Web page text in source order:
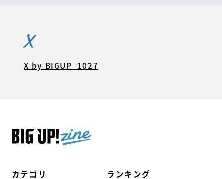
カテゴリ ランキング
X
X by BIGUP_1027